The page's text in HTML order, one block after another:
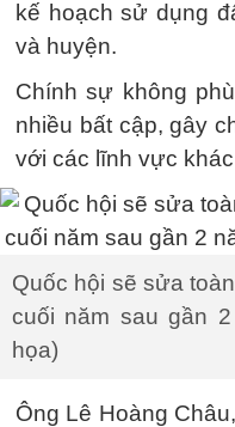
kế hoạch sử dụng
và huyện.
Chính sự không
nhiều bất cập, gây
với các lĩnh vực
Quốc hội sẽ sửa
cuối năm sau gần
họa)
Ông Lê Hoàng